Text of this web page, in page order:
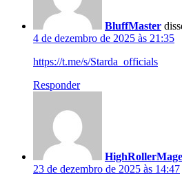
BluffMaster
4 de dezembro de 2025 às 21:35
https://t.me/s/Starda_officials
Responder
HighRollerMage
23 de dezembro de 2025 às 14:47